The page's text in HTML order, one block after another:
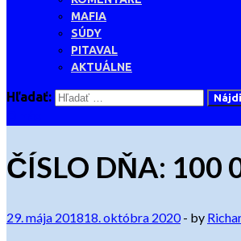
MAFIA
SÚDY
PITAVAL
AKTUÁLNE
Hľadať:
ČÍSLO DŇA: 100
29. mája 201818. októbra 2020- by